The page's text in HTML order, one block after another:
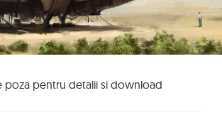
poza pentru detalii si download